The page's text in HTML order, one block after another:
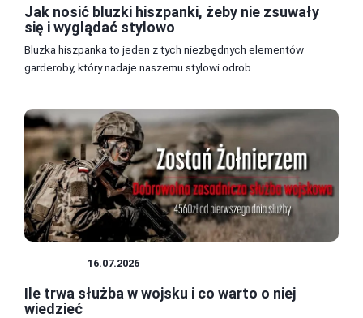
Jak nosić bluzki hiszpanki, żeby nie zsuwały
się i wyglądać stylowo
Bluzka hiszpanka to jeden z tych niezbędnych elementów
garderoby, który nadaje naszemu stylowi odrob...
16.07.2026
Ile trwa służba w wojsku i co warto o niej
wiedzieć